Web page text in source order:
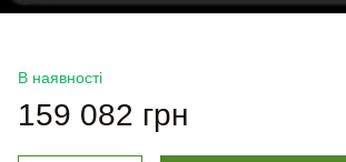
В наявності
159 082 грн